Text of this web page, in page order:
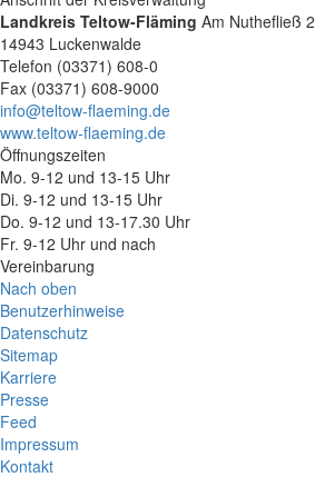
Landkreis Teltow-Fläming Am Nuthefließ 2
14943 Luckenwalde
Telefon (03371) 608-0
Fax (03371) 608-9000
info@teltow-flaeming.de
www.teltow-flaeming.de
Öffnungszeiten
Mo. 9-12 und 13-15 Uhr
Di. 9-12 und 13-15 Uhr
Do. 9-12 und 13-17.30 Uhr
Fr. 9-12 Uhr und nach
Vereinbarung
Nach oben
Benutzerhinweise
Datenschutz
Sitemap
Karriere
Presse
Feed
Impressum
Kontakt